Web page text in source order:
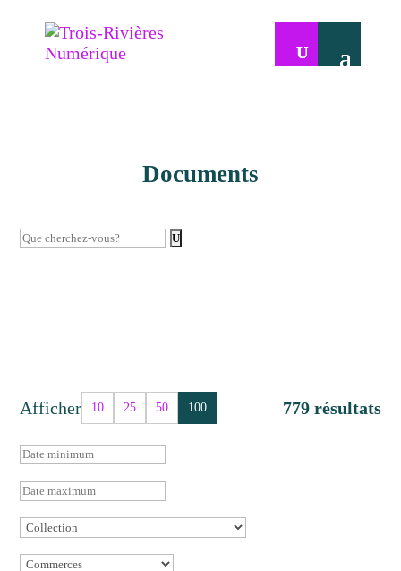
Documents
Afficher 10 25 50 100 779 résultats